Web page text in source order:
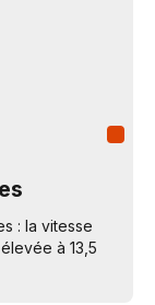
: la vitesse
à 13,5